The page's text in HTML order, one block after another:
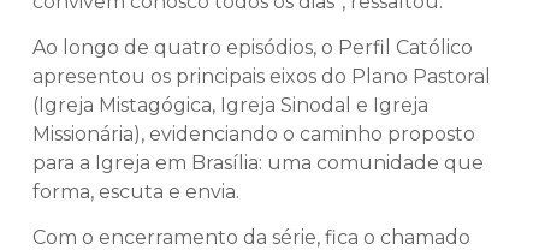
Ao longo de quatro episódios, o Perfil Católico
apresentou os principais eixos do Plano Pastoral
(Igreja Mistagógica, Igreja Sinodal e Igreja
Missionária), evidenciando o caminho proposto
para a Igreja em Brasília: uma comunidade que
forma, escuta e envia.
Com o encerramento da série, fica o chamado